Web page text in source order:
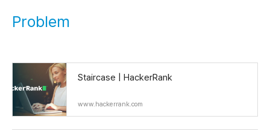
Problem
Staircase | HackerRank
www.hackerrank.com